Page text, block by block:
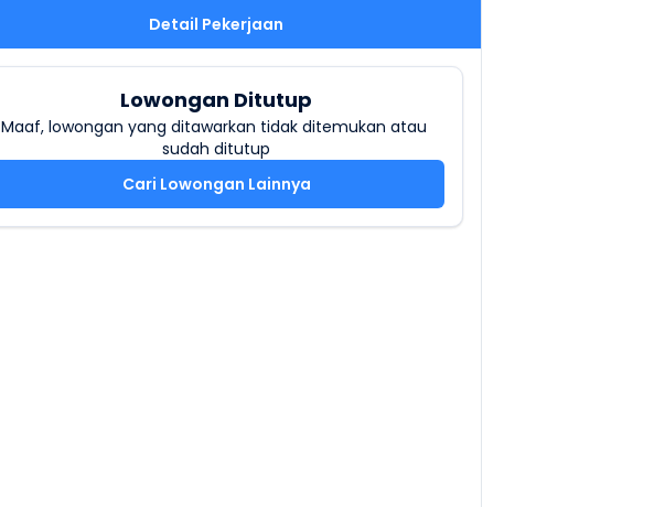
Detail Pekerjaan
Lowongan Ditutup
Maaf, lowongan yang ditawarkan tidak ditemukan atau
sudah ditutup
Cari Lowongan Lainnya